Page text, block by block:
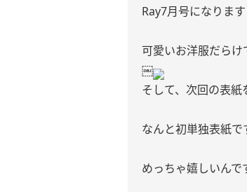
Ray7月号になります
可愛いお洋服だら
￼
そして、次回の表紙
なんと初単独表紙で
めっちゃ嬉しいんで